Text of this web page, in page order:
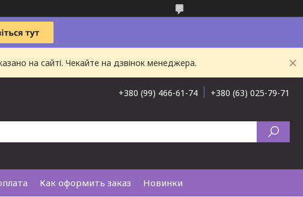
на сайті. Чекайте на дзвінок менеджера.
+380 (99) 466-61-74 +380 (63) 025-79-71
Как оформить заказ Новинки